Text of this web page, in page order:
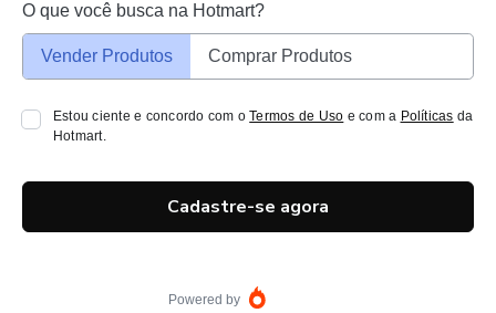
O que você busca na Hotmart?
Vender Produtos Comprar Produtos
Estou ciente e concordo com oTermos de Uso e com a Políticas da
Hotmart.
Cadastre-se agora
Powered by